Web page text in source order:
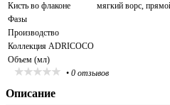
Кисть во флаконе
мягкий ворс,
Фазы
Производство
Коллекция ADRICOCO
Объем (мл)
• 0 отзывов
Описание